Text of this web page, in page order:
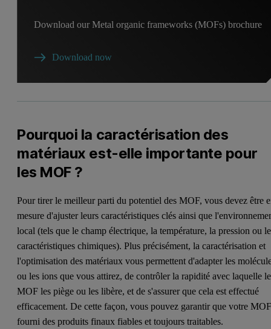
Download our Metal organic frameworks (MOFs) brochure
Download now
Pourquoi la caractérisation des
matériaux est-elle importante pour
les MOF ?
Pour tirer le meilleur parti du potentiel des MOF, vous devez être
mesure d'ajuster leurs caractéristiques clés ainsi que
local (tels que le champ électrique, la température, la pression ou
caractéristiques chimiques). Plus précisément, la caractérisation et
l'optimisation des matériaux vous permettent d'adapter les
ou les ions que vous attirez, de contrôler la rapidité avec laquelle le
MOF les piège ou les libère, et de s'assurer que cela est effectué
efficacement. De cette façon, vous pouvez garantir que votre
fourni des produits finaux fiables et toujours traitables.